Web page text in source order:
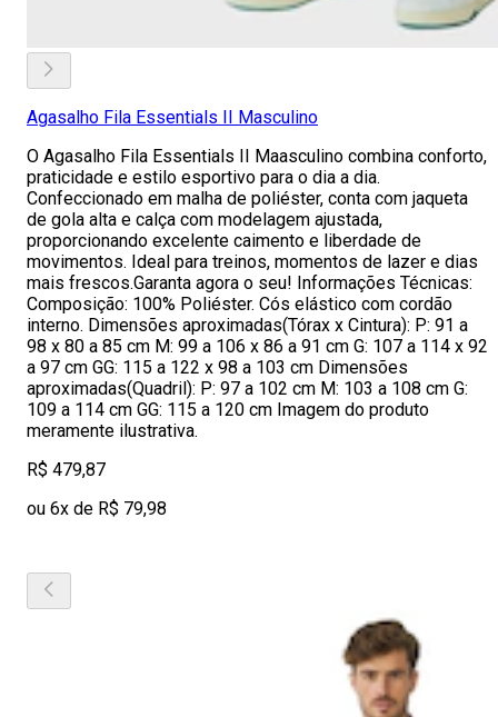
Agasalho Fila Essentials II Masculino
O Agasalho Fila Essentials II Maasculino combina conforto,
praticidade e estilo esportivo para o dia a dia.
Confeccionado em malha de poliéster, conta com jaqueta
de gola alta e calça com modelagem ajustada,
proporcionando excelente caimento e liberdade de
movimentos. Ideal para treinos, momentos de lazer e dias
mais frescos.Garanta agora o seu! Informações Técnicas:
Composição: 100% Poliéster. Cós elástico com cordão
interno. Dimensões aproximadas(Tórax x Cintura): P: 91 a
98 x 80 a 85 cm M: 99 a 106 x 86 a 91 cm G: 107 a 114 x 92
a 97 cm GG: 115 a 122 x 98 a 103 cm Dimensões
aproximadas(Quadril): P: 97 a 102 cm M: 103 a 108 cm G:
109 a 114 cm GG: 115 a 120 cm Imagem do produto
meramente ilustrativa.
R$ 479,87
ou 6x de R$ 79,98